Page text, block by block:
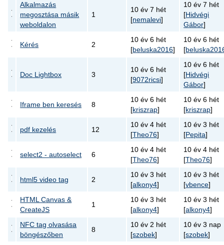
Alkalmazás
megosztása másik
weboldalon
1
10 év 7 hét
[nemalevi]
10 év 7 hét
[Hidvégi
Gábor]
Kérés 2
10 év 6 hét
[beluska2016]
10 év 6 hét
[
Doc Lightbox 3
10 év 6 hét
[9072ricsi]
10 év 6 hét
[Hidvégi
Gábor]
Iframe ben keresés 8
10 év 6 hét
[kriszrap]
10 év 6 hét
[kriszrap]
pdf kezelés 12
10 év 4 hét
[Theo76]
10 év 3 hét
[Pepita]
select2 - autoselect 6
10 év 4 hét
[Theo76]
10 év 4 hét
[Theo76]
html5 video tag 2
10 év 3 hét
[alkony4]
10 év 3 hét
[vbence]
HTML Canvas &
CreateJS
1
10 év 3 hét
[alkony4]
10 év 3 hét
[alkony4]
NFC tag olvasása
böngészőben
8
10 év 2 hét
[szobek]
10 év 3 nap
[szobek]